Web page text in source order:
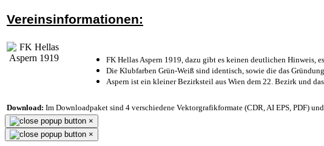
Vereinsinformationen:
FK Hellas Aspern 1919, dazu gibt es keinen deutlichen Hinweis,
Die Klubfarben Grün-Weiß sind identisch, sowie die das
Aspern ist ein kleiner Bezirksteil aus Wien dem 22. Bezirk und
Download: Im Downloadpaket sind 4 verschiedene Vektorgrafikformate (CDR, AI EPS, PDF)
×
×